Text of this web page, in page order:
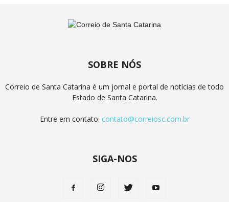
SOBRE NÓS
Correio de Santa Catarina é um jornal e portal de notícias de todo
Estado de Santa Catarina.
Entre em contato: contato@correiosc.com.br
SIGA-NOS